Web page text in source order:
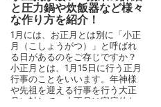
と圧力鍋や炊飯器など様々
な作り方を紹介！
1月には、お正月とは別に「小正
月（こしょうがつ）」と呼ばれ
る日があるのをご存じですか？
小正月とは、1月15日に行う正月
行事のことをいいます。年神様
や先祖を迎える行事を行う大正
月に対して、小正月は家庭的な